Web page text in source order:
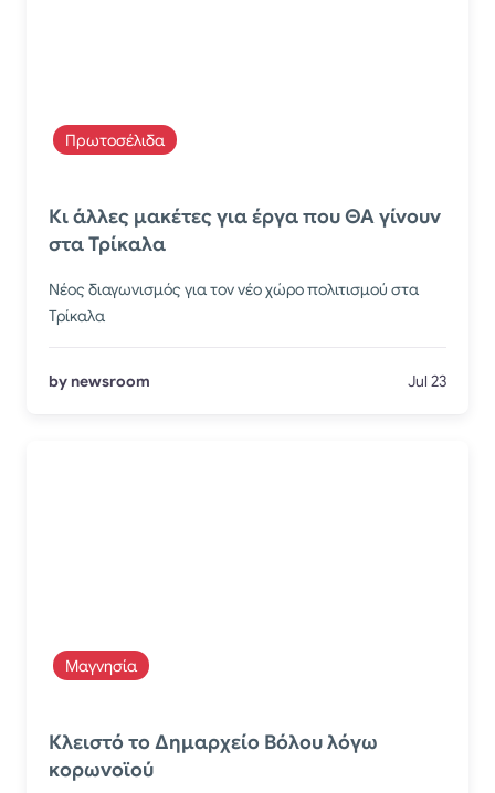
Πρωτοσέλιδα
Κι άλλες μακέτες για έργα που ΘΑ γίνουν
στα Τρίκαλα
Νέος διαγωνισμός για τον νέο χώρο πολιτισμού στα
Τρίκαλα
by newsroom Jul 23
Μαγνησία
Κλειστό το Δημαρχείο Βόλου λόγω
κορωνοϊού